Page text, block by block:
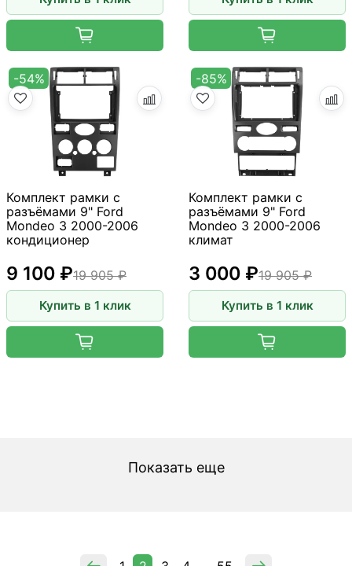
-54%
Комплект рамки с
разъёмами 9" Ford
Mondeo 3 2000-2006
кондиционер
19 905 ₽
9 100 ₽
Купить в 1 клик
-85%
Комплект рамки с
разъёмами 9" Ford
Mondeo 3 2000-2006
климат
19 905 ₽
3 000 ₽
Купить в 1 клик
Показать еще